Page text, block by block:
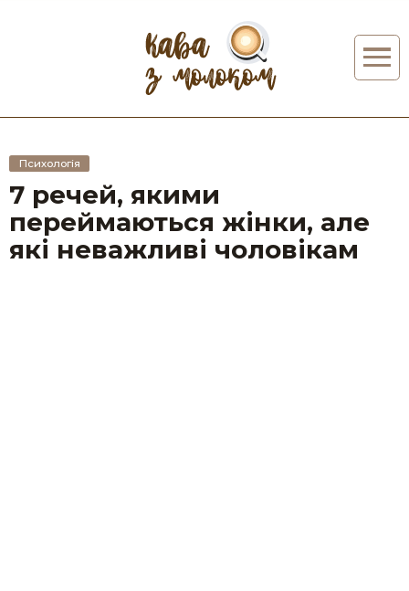
Психологія
7 речей, якими
переймаються жінки, але
які неважливі чоловікам